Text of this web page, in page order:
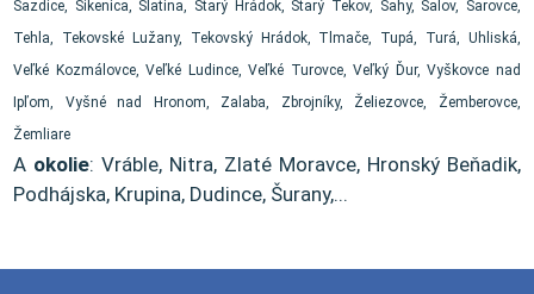
Sazdice, Sikenica, Slatina, Starý Hrádok, Starý Tekov, Šahy, Šalov, Šarovce,
Tehla, Tekovské Lužany, Tekovský Hrádok, Tlmače, Tupá, Turá, Uhliská,
Veľké Kozmálovce, Veľké Ludince, Veľké Turovce, Veľký Ďur, Vyškovce nad
Ipľom, Vyšné nad Hronom, Zalaba, Zbrojníky, Želiezovce, Žemberovce,
Žemliare
A okolie: Vráble, Nitra, Zlaté Moravce, Hronský Beňadik,
Podhájska, Krupina, Dudince, Šurany,...